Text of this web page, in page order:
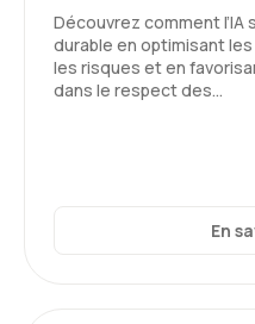
Découvrez comment
durable en optimisant
les risques et en
dans le respect des…
En